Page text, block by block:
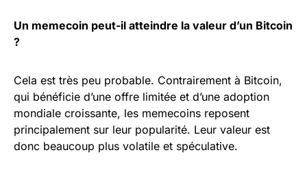
Un memecoin peut-il atteindre la valeur d’un Bitcoin
?
Cela est très peu probable. Contrairement à Bitcoin,
qui bénéficie d’une offre limitée et d’une adoption
mondiale croissante, les memecoins reposent
principalement sur leur popularité. Leur valeur est
donc beaucoup plus volatile et spéculative.